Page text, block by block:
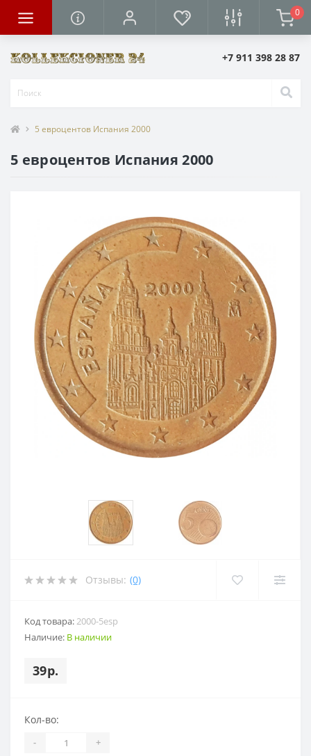
0
+7 911 398 28 87
5 евроцентов Испания 2000
5 евроцентов Испания 2000
Отзывы: (0)
Код товара:2000-5esp
Наличие: В наличии
39р.
Кол-во:
- +